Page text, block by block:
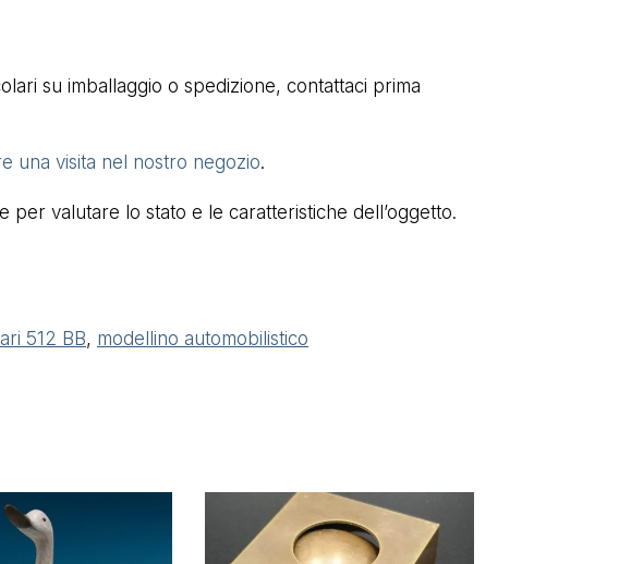
su imballaggio o spedizione, contattaci prima
una visita nel nostro negozio.
valutare lo stato e le caratteristiche dell’oggetto.
512 BB, modellino automobilistico